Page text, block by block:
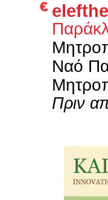
Ναό
Πριν